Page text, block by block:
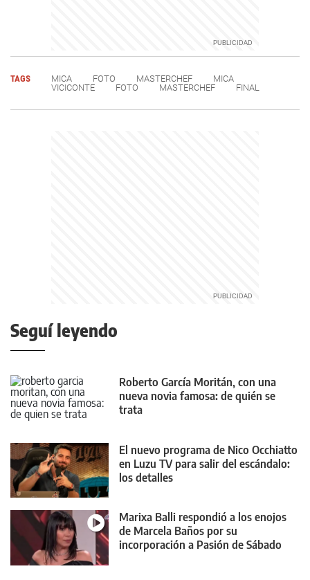
TAGS MICA FOTO MASTERCHEF
MICA
VICICONTE
FOTO MASTERCHEF FINAL
Seguí leyendo
Roberto García Moritán, con una
nueva novia famosa: de quién se
trata
El nuevo programa de Nico Occhiatto
en Luzu TV para salir del escándalo:
los detalles
Marixa Balli respondió a los enojos
de Marcela Baños por su
incorporación a Pasión de Sábado